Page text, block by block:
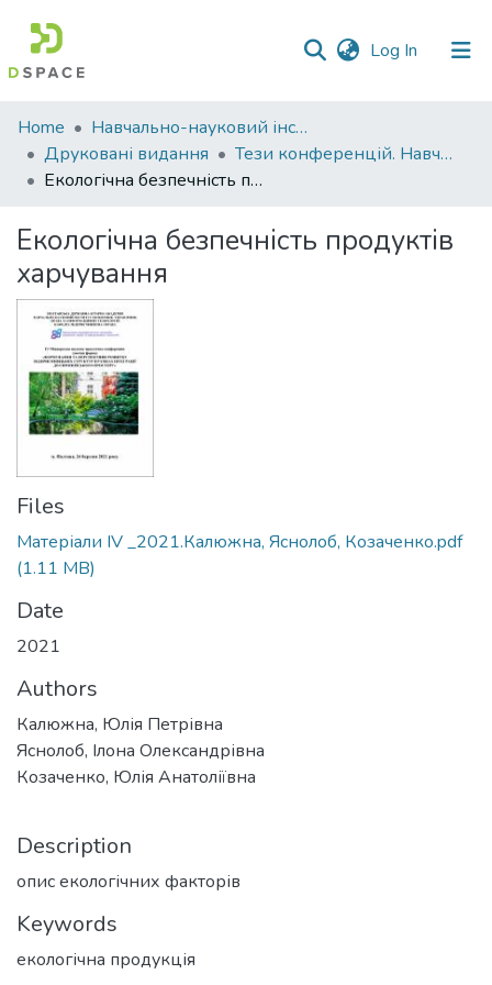
Log In (current)
Communities
&
Collections
Statistics
Home
Навчально-науковий інститут економіки, управління, права та інформаційних технологій
Друковані видання
Тези конференцій. Навчально-науковий інститут економіки, управління, права та інформаційних технологій
Екологічна безпечність продуктів харчування
Екологічна безпечність продуктів
харчування
Files
Матеріали ІV _2021.Калюжна, Яснолоб, Козаченко.pdf
(1.11 MB)
Date
2021
Authors
Калюжна, Юлія Петрівна
Яснолоб, Ілона Олександрівна
Козаченко, Юлія Анатоліївна
Description
опис екологічних факторів
Keywords
екологічна продукція